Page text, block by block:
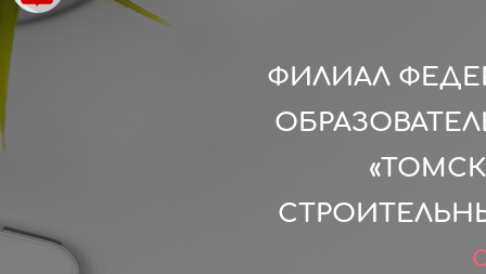
ФИЛИАЛ